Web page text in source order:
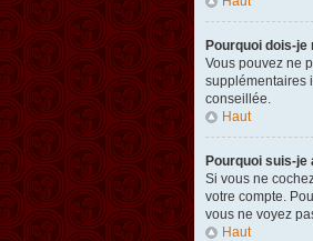
Pourquoi dois-je
Vous pouvez ne
supplémentaires
conseillée.
Haut
Pourquoi suis-je
Si vous ne
votre compte.
vous ne voyez
Haut